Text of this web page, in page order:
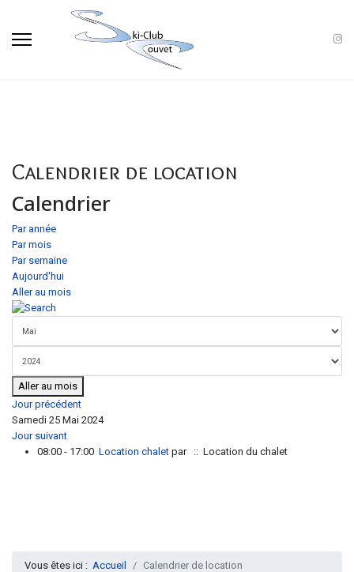
Calendrier de location
Calendrier
Par année
Par mois
Par semaine
Aujourd'hui
Aller au mois
Aller au mois
Jour précédent
Samedi 25 Mai 2024
Jour suivant
08:00 - 17:00 Location chalet par :: Location du chalet
Vous êtes ici : Accueil Calendrier de location